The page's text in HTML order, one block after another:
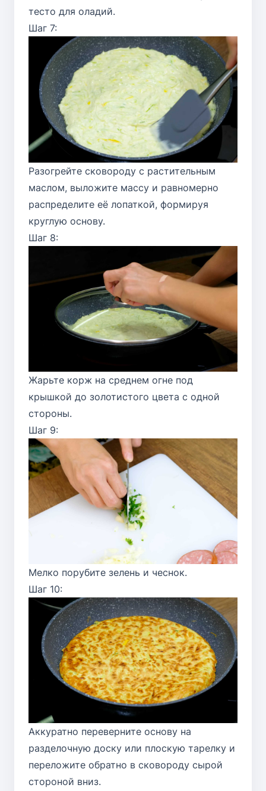
тесто для оладий.
Шаг 7:
Разогрейте сковороду с растительным
маслом, выложите массу и равномерно
распределите её лопаткой, формируя
круглую основу.
Шаг 8:
Жарьте корж на среднем огне под
крышкой до золотистого цвета с одной
стороны.
Шаг 9:
Мелко порубите зелень и чеснок.
Шаг 10:
Аккуратно переверните основу на
разделочную доску или плоскую тарелку и
переложите обратно в сковороду сырой
стороной вниз.